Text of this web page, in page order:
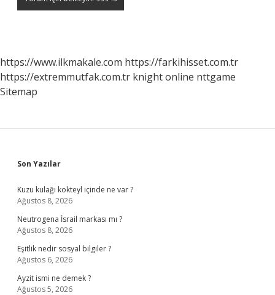
https://www.ilkmakale.com https://farkihisset.com.tr
https://extremmutfak.com.tr knight online nttgame
Sitemap
Sidebar
Son Yazılar
Kuzu kulağı kokteyl içinde ne var ?
Ağustos 8, 2026
Neutrogena İsrail markası mı ?
Ağustos 8, 2026
Eşitlik nedir sosyal bilgiler ?
Ağustos 6, 2026
Ayzit ismi ne demek ?
Ağustos 5, 2026